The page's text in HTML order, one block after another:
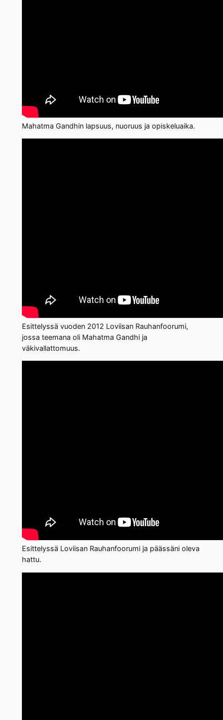
Mahatma Gandhin lapsuus, nuoruus ja opiskeluaika.
Esittelyssä vuoden 2012 Loviisan Rauhanfoorumi,
jossa teemana oli Mahatma Gandhi ja
väkivallattomuus.
Esittelyssä Loviisan Rauhanfoorumi ja päässäni oleva
hattu.